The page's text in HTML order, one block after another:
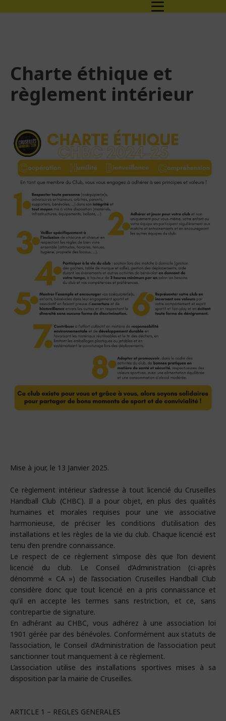
Charte éthique et
règlement intérieur
Mise à jour, le 13 Janvier 2025.
Ce règlement intérieur s’adresse à tout licencié du Cruseilles
Handball Club (CHBC). Il a pour objet, en plus des qualités
humaines et morales requises pour une vie associative
harmonieuse, de préciser les conditions d’utilisation des
installations et les règles de la vie du club. Chaque licencié est
tenu d’en prendre connaissance.
Le respect de ce règlement s’impose dès que l’on devient
licencié du club. Le Conseil d’Administration (ci-après
dénommé « CA ») de l’association Cruseilles Handball Club
considère donc que tout licencié en a pris connaissance et
qu'il en accepte les termes sans restriction, et ce, sans
contrepartie de signature.
En adhérant au CHBC, vous adhérez à une association loi
1901 gérée par des bénévoles. Conformément aux statuts de
l’association, le Conseil d’Administration de l’association peut
sanctionner tout manquement à ce règlement.
L’association utilise des installations sportives mises à sa
disposition par la mairie de Cruseilles.
ARTICLE 1 – REGLES GENERALES